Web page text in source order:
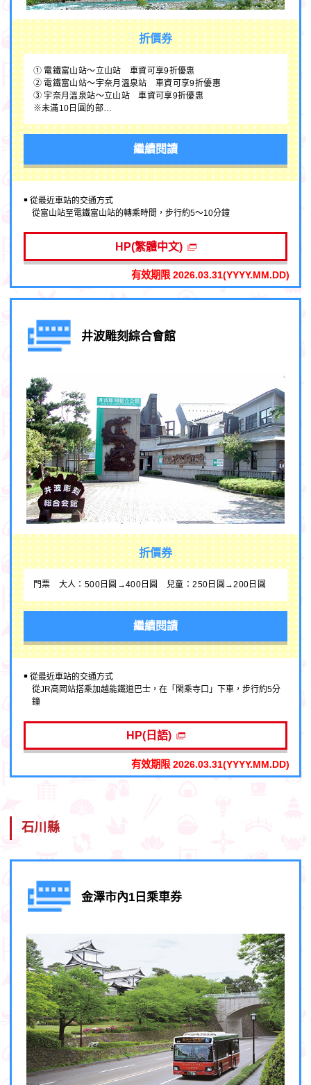
折價券
① 電鐵富山站～立山站 車資可享9折優惠
② 電鐵富山站～宇奈月溫泉站 車資可享9折優惠
③ 宇奈月溫泉站～立山站 車資可享9折優惠
※未滿10日圓的部…
繼續閱讀
￭ 從最近車站的交通方式
從富山站至電鐵富山站的轉乘時間，步行約5～10分鐘
HP(繁體中文)
有效期限 2026.03.31(YYYY.MM.DD)
井波雕刻綜合會館
折價券
門票 大人：500日圓→400日圓 兒童：250日圓→200日圓
繼續閱讀
￭ 從最近車站的交通方式
從JR高岡站搭乘加越能鐵道巴士，在「閑乘寺口」下車，步行約5分
鐘
HP(日語)
有效期限 2026.03.31(YYYY.MM.DD)
石川縣
金澤市內1日乘車券